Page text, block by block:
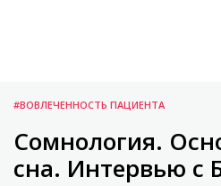
#ВОВЛЕЧЕННОСТЬ ПАЦИЕНТА
Сомнология.
сна. Интервью с